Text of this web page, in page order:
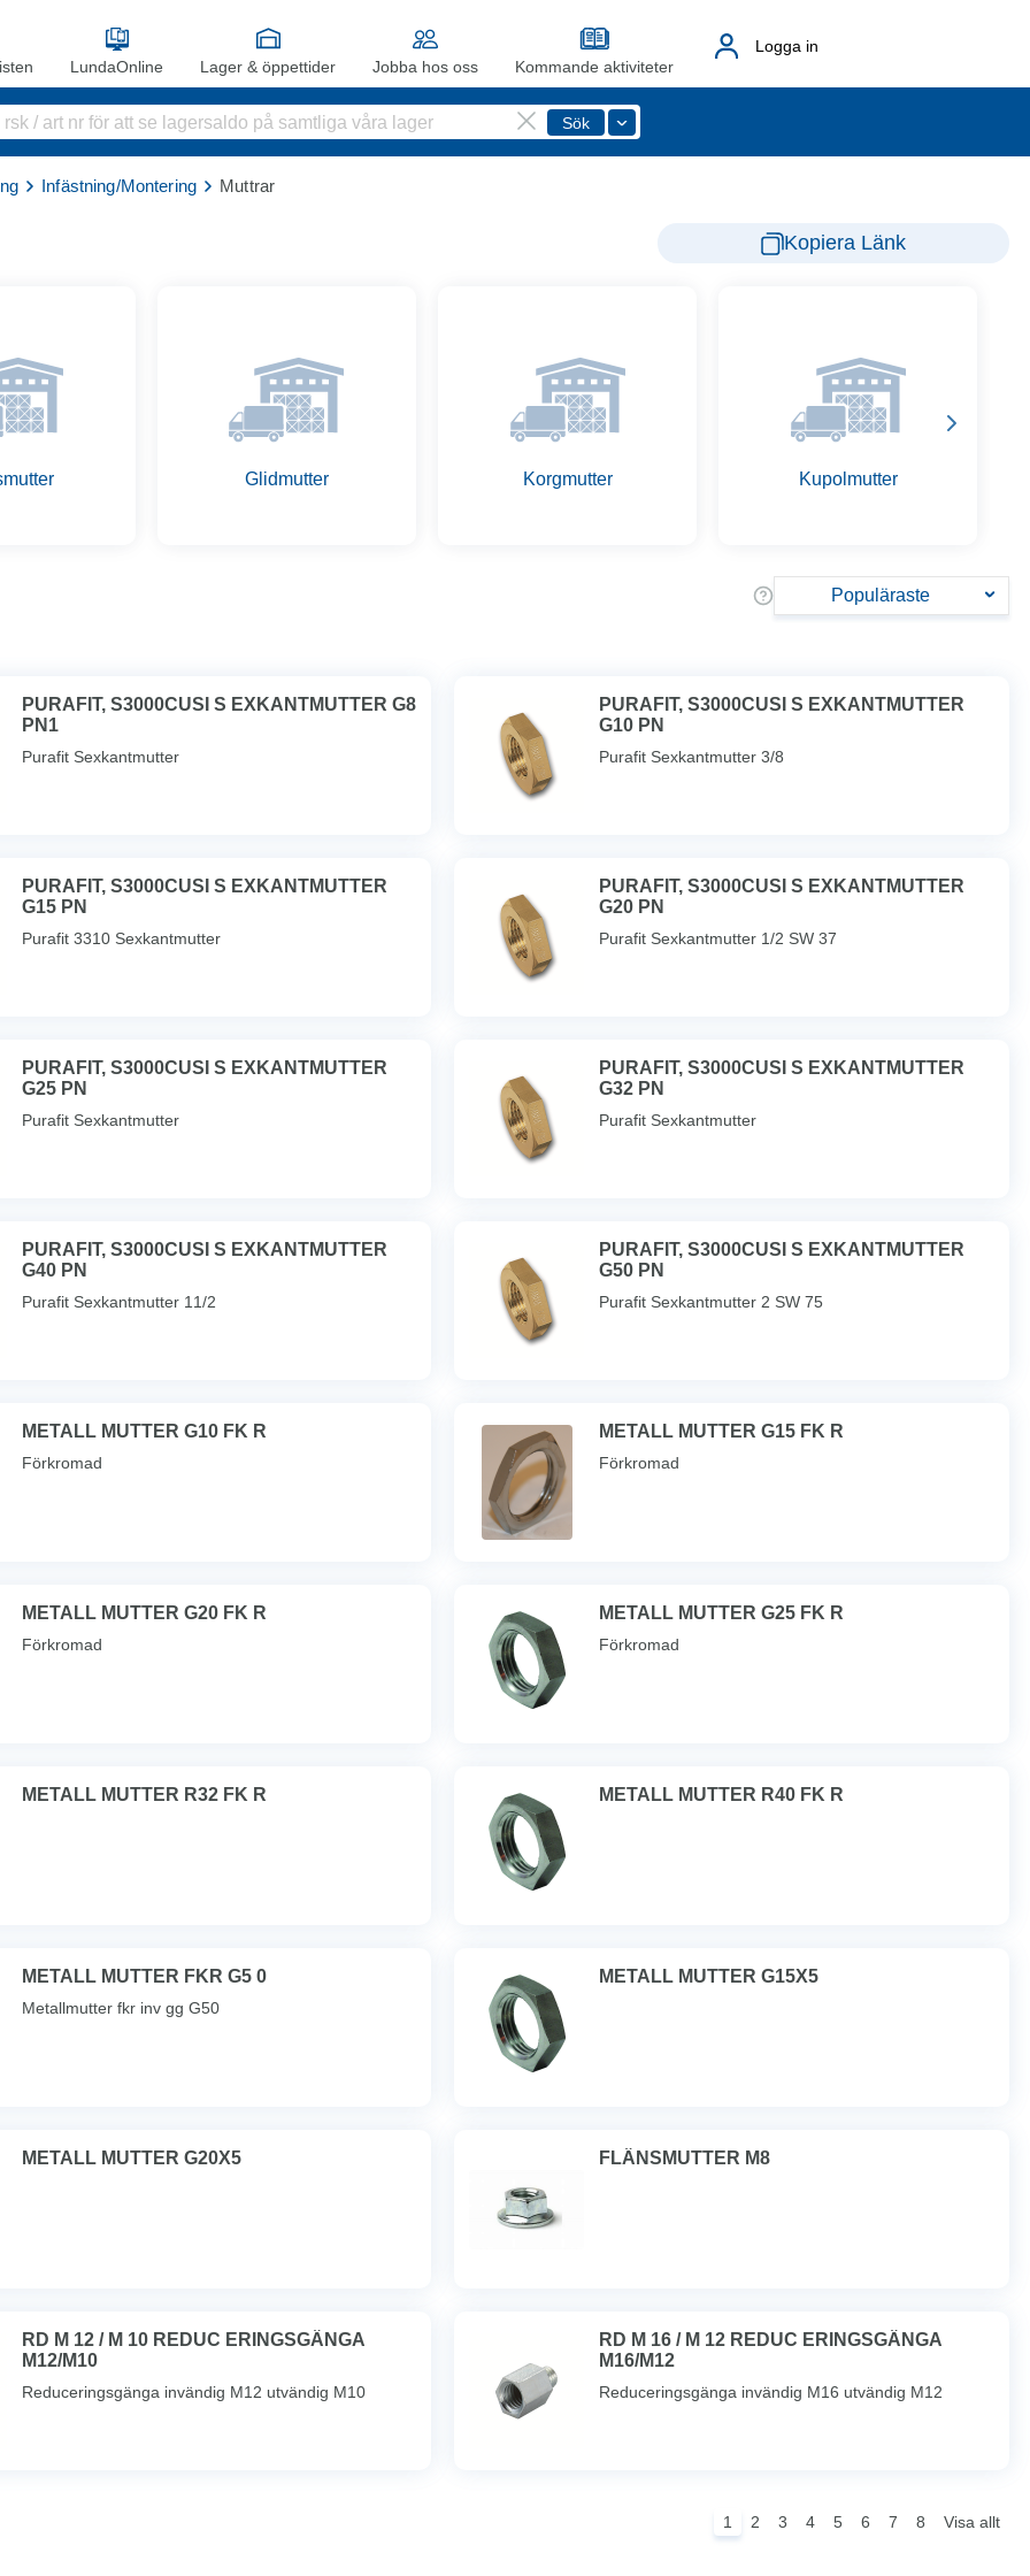
LundaOnline Lager & öppettider Jobba hos oss Kommande aktiviteter
Logga in
Infästning/Montering Muttrar
Kopiera Länk
Glidmutter Korgmutter Kupolmutter
Populäraste
PURAFIT, S3000CUSI S EXKANTMUTTER G8
PN1
Purafit Sexkantmutter
PURAFIT, S3000CUSI S EXKANTMUTTER
G10 PN
Purafit Sexkantmutter 3/8
PURAFIT, S3000CUSI S EXKANTMUTTER
G15 PN
Purafit 3310 Sexkantmutter
PURAFIT, S3000CUSI S EXKANTMUTTER
G20 PN
Purafit Sexkantmutter 1/2 SW 37
PURAFIT, S3000CUSI S EXKANTMUTTER
G25 PN
Purafit Sexkantmutter
PURAFIT, S3000CUSI S EXKANTMUTTER
G32 PN
Purafit Sexkantmutter
PURAFIT, S3000CUSI S EXKANTMUTTER
G40 PN
Purafit Sexkantmutter 11/2
PURAFIT, S3000CUSI S EXKANTMUTTER
G50 PN
Purafit Sexkantmutter 2 SW 75
METALL MUTTER G10 FK R
Förkromad
METALL MUTTER G15 FK R
Förkromad
METALL MUTTER G20 FK R
Förkromad
METALL MUTTER G25 FK R
Förkromad
METALL MUTTER R32 FK R METALL MUTTER R40 FK R
METALL MUTTER FKR G5 0
Metallmutter fkr inv gg G50
METALL MUTTER G15X5
METALL MUTTER G20X5 FLÄNSMUTTER M8
RD M 12 / M 10 REDUC ERINGSGÄNGA
M12/M10
Reduceringsgänga invändig M12 utvändig M10
RD M 16 / M 12 REDUC ERINGSGÄNGA
M16/M12
Reduceringsgänga invändig M16 utvändig M12
1 2 3 4 5 6 7 8 Visa allt